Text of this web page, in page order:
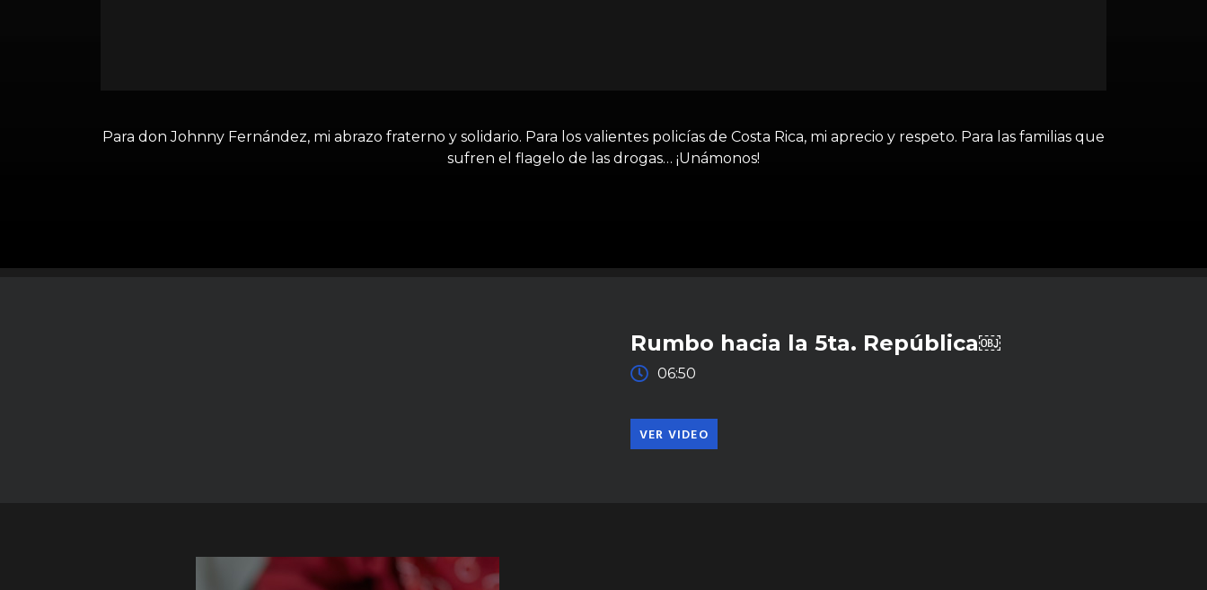
Para don Johnny Fernández, mi abrazo fraterno y solidario. Para los valientes policías de Costa Rica, mi aprecio y respeto. Para las familias que
sufren el flagelo de las drogas… ¡Unámonos!
Rumbo hacia la 5ta. República￼
06:50
VER VIDEO